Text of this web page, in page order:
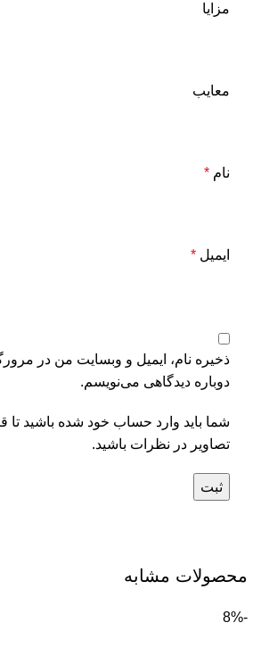
مزایا
معایب
نام *
ایمیل *
ذخیره نام، ایمیل و وبسایت من در
دوباره دیدگاهی می‌نویسم.
شما باید وارد حساب خود شده باشید تا
تصاویر در نظرات باشید.
محصولات مشابه
-8%